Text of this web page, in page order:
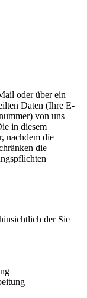
oder über ein
Daten (Ihre E-
von uns
in diesem
nachdem die
die
der Sie